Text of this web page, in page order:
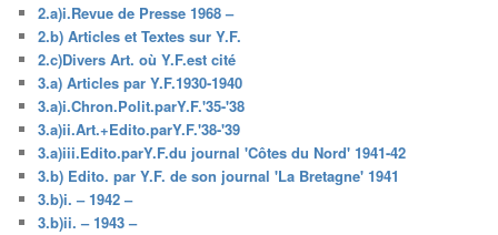
2.a)i.Revue de Presse 1968 –
2.b) Articles et Textes sur Y.F.
2.c)Divers Art. où Y.F.est cité
3.a) Articles par Y.F.1930-1940
3.a)i.Chron.Polit.parY.F.'35-'38
3.a)ii.Art.+Edito.parY.F.'38-'39
3.a)iii.Edito.parY.F.du journal 'Côtes du Nord' 1941-42
3.b) Edito. par Y.F. de son journal 'La Bretagne' 1941
3.b)i. – 1942 –
3.b)ii. – 1943 –